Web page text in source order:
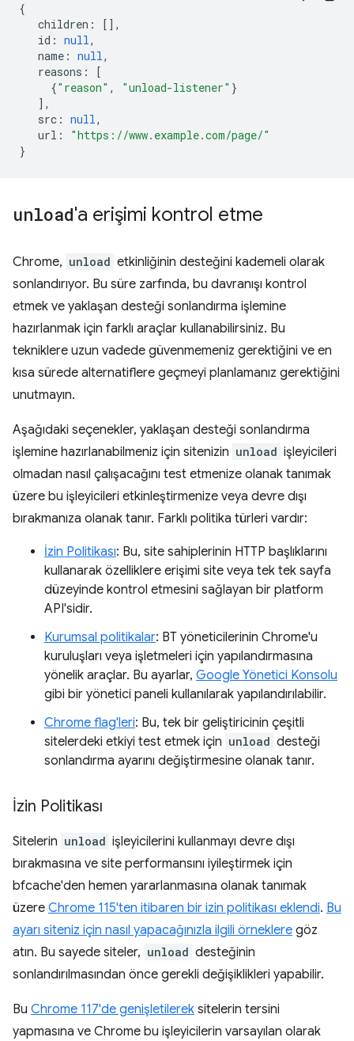
{
children :
[],
id : null,
name : null,
reasons :
[
{"reason" , "unload-listener" }
],
src : null,
url :
"https://www.example.com/page/"
}
unload'a erişimi kontrol etme
Chrome, unload etkinliğinin desteğini kademeli olarak
sonlandırıyor. Bu süre zarfında, bu davranışı kontrol
etmek ve yaklaşan desteği sonlandırma işlemine
hazırlanmak için farklı araçlar kullanabilirsiniz. Bu
tekniklere uzun vadede güvenmemeniz gerektiğini ve en
kısa sürede alternatiflere geçmeyi planlamanız gerektiğini
unutmayın.
Aşağıdaki seçenekler, yaklaşan desteği sonlandırma
işlemine hazırlanabilmeniz için sitenizin unload işleyicileri
olmadan nasıl çalışacağını test etmenize olanak tanımak
üzere bu işleyicileri etkinleştirmenize veya devre dışı
bırakmanıza olanak tanır. Farklı politika türleri vardır:
İzin Politikası: Bu, site sahiplerinin HTTP başlıklarını
kullanarak özelliklere erişimi site veya tek tek sayfa
düzeyinde kontrol etmesini sağlayan bir platform
API'sidir.
Kurumsal politikalar: BT yöneticilerinin Chrome'u
kuruluşları veya işletmeleri için yapılandırmasına
yönelik araçlar. Bu ayarlar, Google Yönetici Konsolu
gibi bir yönetici paneli kullanılarak yapılandırılabilir.
Chrome flag'leri: Bu, tek bir geliştiricinin çeşitli
sitelerdeki etkiyi test etmek için unload desteği
sonlandırma ayarını değiştirmesine olanak tanır.
İzin Politikası
Sitelerin unload işleyicilerini kullanmayı devre dışı
bırakmasına ve site performansını iyileştirmek için
bfcache'den hemen yararlanmasına olanak tanımak
üzere Chrome 115'ten itibaren bir izin politikası eklendi. Bu
ayarı siteniz için nasıl yapacağınızla ilgili örneklere göz
atın. Bu sayede siteler, unload desteğinin
sonlandırılmasından önce gerekli değişiklikleri yapabilir.
Bu Chrome 117'de genişletilerek sitelerin tersini
yapmasına ve Chrome bu işleyicilerin varsayılan olarak